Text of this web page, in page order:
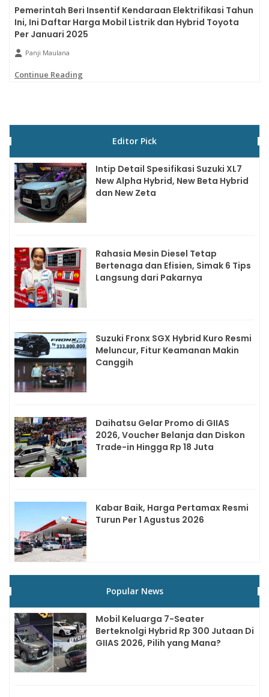
Pemerintah Beri Insentif Kendaraan Elektrifikasi Tahun
Ini, Ini Daftar Harga Mobil Listrik dan Hybrid Toyota
Per Januari 2025
Panji Maulana
Continue Reading
Editor Pick
Intip Detail Spesifikasi Suzuki XL7
New Alpha Hybrid, New Beta Hybrid
dan New Zeta
Rahasia Mesin Diesel Tetap
Bertenaga dan Efisien, Simak 6 Tips
Langsung dari Pakarnya
Suzuki Fronx SGX Hybrid Kuro Resmi
Meluncur, Fitur Keamanan Makin
Canggih
Daihatsu Gelar Promo di GIIAS
2026, Voucher Belanja dan Diskon
Trade-in Hingga Rp 18 Juta
Kabar Baik, Harga Pertamax Resmi
Turun Per 1 Agustus 2026
Popular News
Mobil Keluarga 7-Seater
Berteknolgi Hybrid Rp 300 Jutaan Di
GIIAS 2026, Pilih yang Mana?